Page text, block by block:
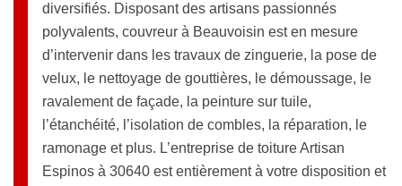
diversifiés. Disposant des artisans passionnés
polyvalents, couvreur à Beauvoisin est en mesure
d’intervenir dans les travaux de zinguerie, la pose de
velux, le nettoyage de gouttières, le démoussage, le
ravalement de façade, la peinture sur tuile,
l’étanchéité, l’isolation de combles, la réparation, le
ramonage et plus. L’entreprise de toiture Artisan
Espinos à 30640 est entièrement à votre disposition et